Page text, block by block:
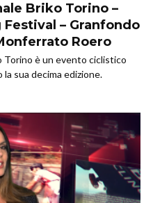
Briko Torino –
– Granfondo
Roero
Torino è un evento ciclistico
sua decima edizione.